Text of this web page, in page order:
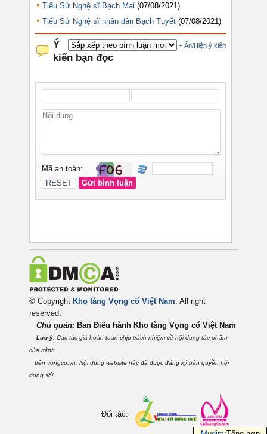
Tiểu Sử Nghệ sĩ Bạch Mai (07/08/2021)
Tiểu Sử Nghệ sĩ nhân dân Bạch Tuyết (07/08/2021)
© Copyright Kho tàng Vọng cổ Việt Nam. All right
reserved.
Chủ quản: Ban Điều hành Kho tàng Vọng cổ Việt Nam
Lưu ý: Các tác giả hoàn toàn chịu trách nhiệm về nội dung tác phẩm
của mình
trên vongco.vn. Nội dung website này đã được đăng ký bản quyền nội
dung số!
Đối tác: